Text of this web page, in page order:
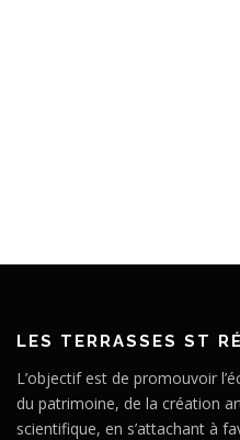
LES TERRASSES ST
L’objectif est de promouvoir
du patrimoine, de la création
scientifique, en s’attachant à